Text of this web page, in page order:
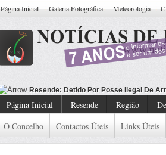
Página Inicial Galeria Fotográfica Meteorologia
Resende: Detido Cid
Página Inicial Resende Região
O Concelho
Contactos Úteis Links Úteis